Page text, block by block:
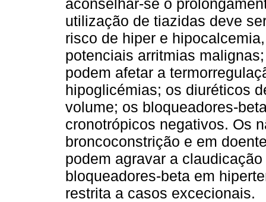
aconselhar-se o
utilização de tiazidas deve
risco de hiper e
potenciais arritmias
podem afetar a
hipoglicémias; os diuréticos
volume; os bloqueadores-
cronotrópicos negativos. Os
broncoconstrição e em
podem agravar a
bloqueadores-beta em
restrita a casos excecionais.